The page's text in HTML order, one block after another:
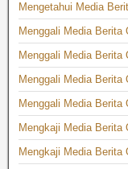
Mengetahui Media
Menggali Media Berita
Menggali Media Berita
Menggali Media Berita
Menggali Media Berita
Mengkaji Media Berita
Mengkaji Media Berita